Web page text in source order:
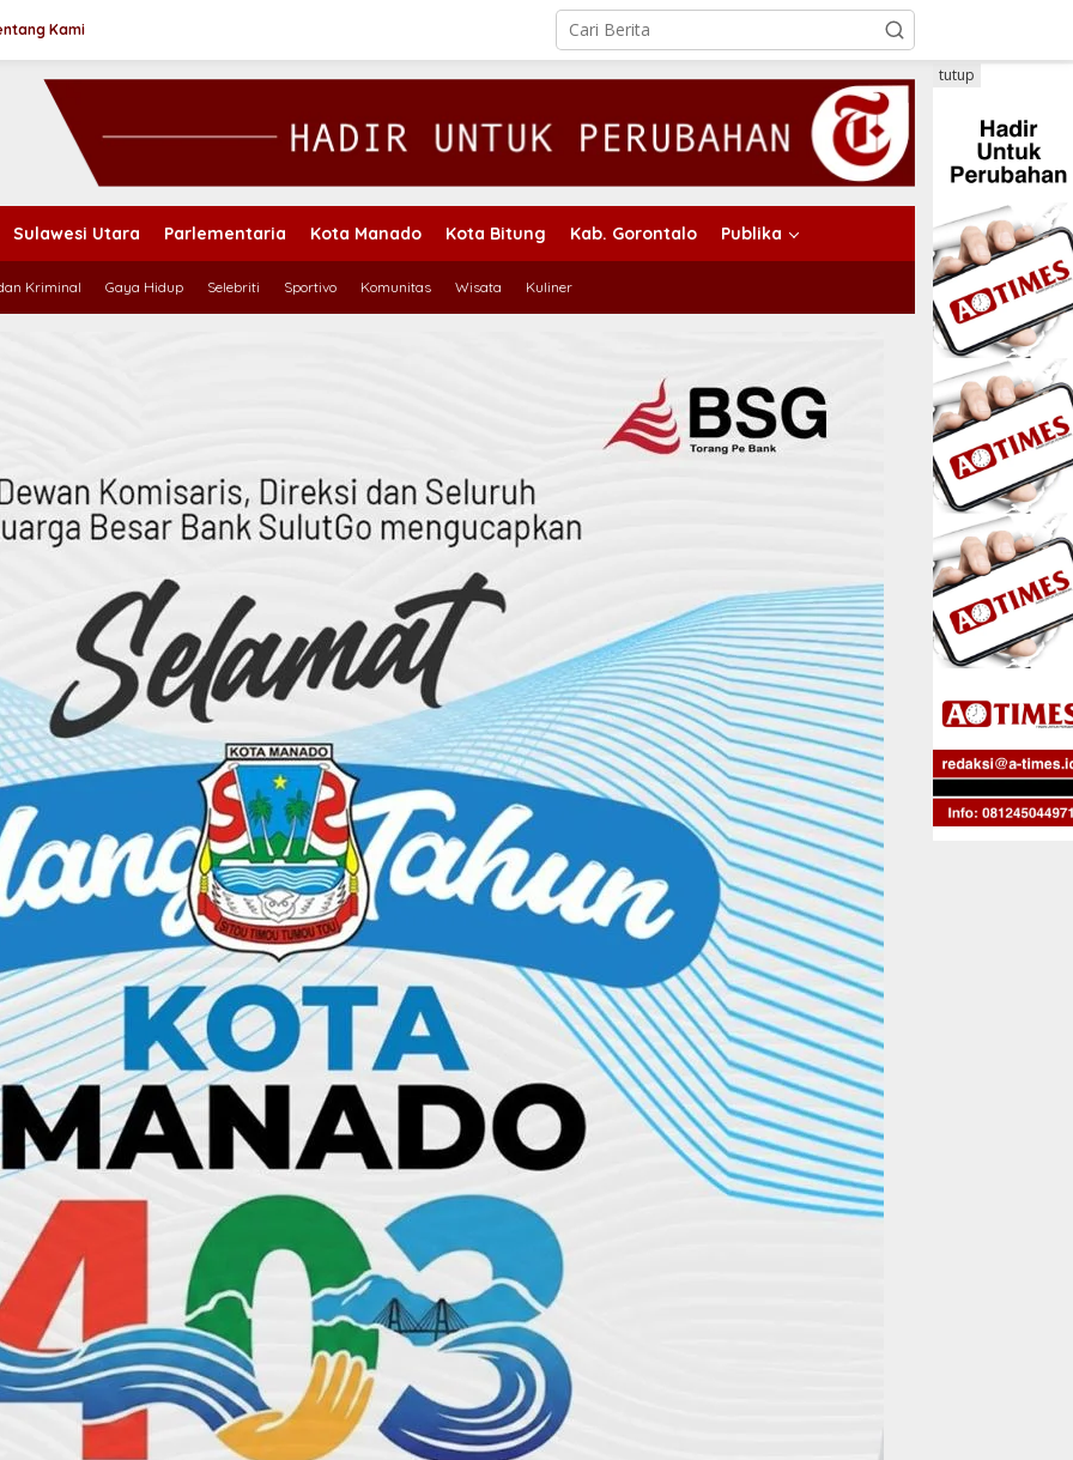
Kami
Sulawesi Utara Parlementaria Kota Manado Kota Bitung Kab. Gorontalo Publika
Kriminal Gaya Hidup Selebriti Sportivo Komunitas Wisata Kuliner
tutup